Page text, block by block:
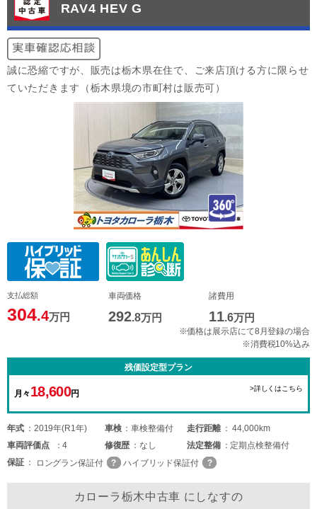
RAV4 HEV G
誠に恐縮ですが、販売は栃木県在住で、ご来店頂ける方に限らせ
ていただきます（栃木県境の市町村は販売可）
支払総額
304.4万円
車両価格
292.8万円
諸費用
11.6万円
※価格は展示店にて8月登録の場合
※消費税10%込み
残価設定型プラン
月々 18,600円
>詳しくはこちら
年式 2019年(R1年) 車検 車検整備付 走行距離
44,000km
車両評価点 4 修復歴 なし 法定整備
定期点検整備付
保証
ロングラン保証付 ハイブリッド保証付
カローラ栃木中古車 にしなすの